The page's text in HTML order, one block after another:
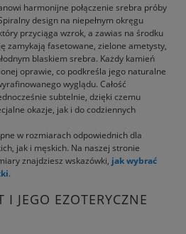
harmonijne połączenie srebra próby
design na niepełnym okręgu
przyciąga wzrok, a zawias na środku
zamykają fasetowane, zielone ametysty,
blaskiem srebra. Każdy kamień
oprawie, co podkreśla jego naturalne
wyglądu. Całość
subtelnie, dzięki czemu
okazje, jak i do codziennych
w rozmiarach odpowiednich dla
jak i męskich. Na naszej stronie
znajdziesz wskazówki, jak wybrać
.
I JEGO EZOTERYCZNE